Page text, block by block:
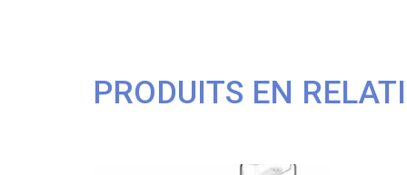
PRODUITS EN